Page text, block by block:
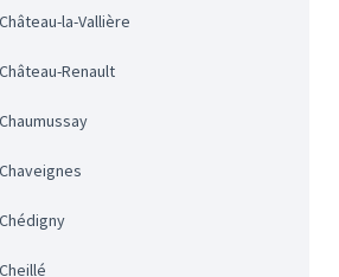
Château-la-Vallière
Château-Renault
Chaumussay
Chaveignes
Chédigny
Cheillé